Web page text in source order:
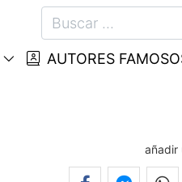
AUTORES
añadir